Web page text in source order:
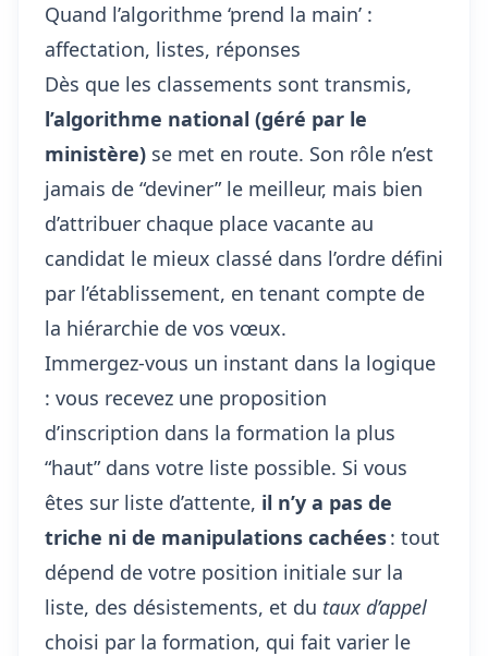
Quand l’algorithme ‘prend la main’ :
affectation, listes, réponses
Dès que les classements sont transmis,
l’algorithme national (géré par le
ministère) se met en route. Son rôle n’est
jamais de “deviner” le meilleur, mais bien
d’attribuer chaque place vacante au
candidat le mieux classé dans l’ordre défini
par l’établissement, en tenant compte de
la hiérarchie de vos vœux.
Immergez-vous un instant dans la logique
: vous recevez une proposition
d’inscription dans la formation la plus
“haut” dans votre liste possible. Si vous
êtes sur liste d’attente, il n’y a pas de
triche ni de manipulations cachées: tout
dépend de votre position initiale sur la
liste, des désistements, et du taux d’appel
choisi par la formation, qui fait varier le